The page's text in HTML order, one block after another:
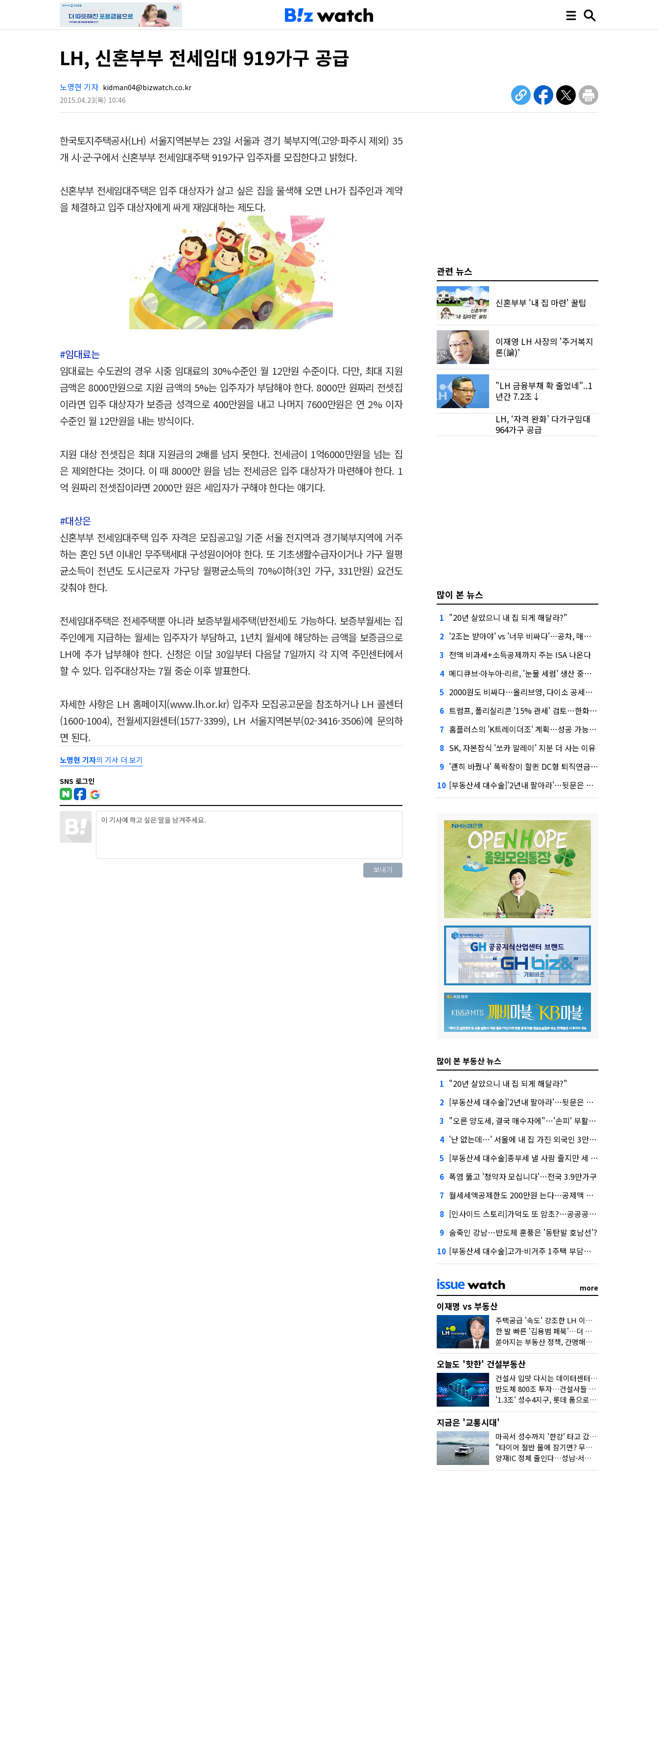
LH, 신혼부부 전세임대 919가구 공급
노명현 기자 kidman04@bizwatch.co.kr
2015.04.23(목) 10:46
한국토지주택공사(LH) 서울지역본부는 23일 서울과 경기 북부지역(고양·파주시 제외) 35
개 시·군·구에서 신혼부부 전세임대주택 919가구 입주자를 모집한다고 밝혔다.
신혼부부 전세임대주택은 입주 대상자가 살고 싶은 집을 물색해 오면 LH가 집주인과 계약
을 체결하고 입주 대상자에게 싸게 재임대하는 제도다.
#임대료는
임대료는 수도권의 경우 시중 임대료의 30%수준인 월 12만원 수준이다. 다만, 최대 지원
금액은 8000만원으로 지원 금액의 5%는 입주자가 부담해야 한다. 8000만 원짜리 전셋집
이라면 입주 대상자가 보증금 성격으로 400만원을 내고 나머지 7600만원은 연 2% 이자
수준인 월 12만원을 내는 방식이다.
지원 대상 전셋집은 최대 지원금의 2배를 넘지 못한다. 전세금이 1억6000만원을 넘는 집
은 제외한다는 것이다. 이 때 8000만 원을 넘는 전세금은 입주 대상자가 마련해야 한다. 1
억 원짜리 전셋집이라면 2000만 원은 세입자가 구해야 한다는 얘기다.
#대상은
신혼부부 전세임대주택 입주 자격은 모집공고일 기준 서울 전지역과 경기북부지역에 거주
하는 혼인 5년 이내인 무주택세대 구성원이어야 한다. 또 기초생활수급자이거나 가구 월평
균소득이 전년도 도시근로자 가구당 월평균소득의 70%이하(3인 가구, 331만원) 요건도
갖춰야 한다.
전세임대주택은 전세주택뿐 아니라 보증부월세주택(반전세)도 가능하다. 보증부월세는 집
주인에게 지급하는 월세는 입주자가 부담하고, 1년치 월세에 해당하는 금액을 보증금으로
LH에 추가 납부해야 한다. 신청은 이달 30일부터 다음달 7일까지 각 지역 주민센터에서
할 수 있다. 입주대상자는 7월 중순 이후 발표한다.
자세한 사항은 LH 홈페이지(www.lh.or.kr) 입주자 모집공고문을 참조하거나 LH 콜센터
(1600-1004), 전월세지원센터(1577-3399), LH 서울지역본부(02-3416-3506)에 문의하
면 된다.
노명현 기자의 기사 더 보기
SNS 로그인
관련 뉴스
신혼부부 '내 집 마련' 꿀팁
이재영 LH 사장의 '주거복지
론(論)'
"LH 금융부채 확 줄었네"..1
년간 7.2조↓
LH, ‘자격 완화’ 다가구임대
964가구 공급
많이 본 뉴스
1 "20년 살았으니 내 집 되게 해달라?"
2 '2조는 받아야' vs '너무 비싸다'…공차, 매각 성공할까
3 전액 비과세+소득공제까지 주는 ISA 나온다
4 메디큐브·아누아·리르, '눈물 세럼' 생산 중단한다
5 2000원도 비싸다…올리브영, 다이소 공세에 '가성비'로 맞불
6 트럼프, 폴리실리콘 '15% 관세' 검토…한화큐셀·OCI 영향은?
7 홈플러스의 'K트레이더조' 계획…성공 가능성은 '글쎄'
8 SK, 자본잠식 '쏘카 말레이' 지분 더 사는 이유
9 '괜히 바꿨나' 폭락장이 할퀸 DC형 퇴직연금…전문가 조언은
10 [부동산세 대수술]'2년내 팔아라'…뒷문은 열었다
많이 본 부동산 뉴스
1 "20년 살았으니 내 집 되게 해달라?"
2 [부동산세 대수술]'2년내 팔아라'…뒷문은 열었다
3 "오른 양도세, 결국 매수자에"…'손피' 부활할까?
4 '난 없는데…' 서울에 내 집 가진 외국인 3만3000명
5 [부동산세 대수술]종부세 낼 사람 줄지만 세 부담 커진다
6 폭염 뚫고 '청약자 모십니다'…전국 3.9만가구
7 월세세액공제한도 200만원 는다…공제액 최대 54만원↑
8 [인사이드 스토리]가덕도 또 암초?…공공공사의 '굴레'
9 숨죽인 강남…반도체 훈풍은 '동탄발 호남선'?
10 [부동산세 대수술]고가·비거주 1주택 부담…'대전족'도 불똥
more
이재명 vs 부동산
주택공급 '속도' 강조한 LH 이성훈 "전력질주해야"
한 발 빠른 '김용범 페북'…더 강한 부동산 규제 나오나
쏟아지는 부동산 정책, 간명해져야
오늘도 '핫한' 건설부동산
건설사 입맛 다시는 데이터센터…암초는 '주민 반대'
반도체 800조 투자…건설사들 "물 들어온다!"
'1.3조' 성수4지구, 롯데 품으로…'성수르엘 S70' 거듭
지금은 '교통시대'
마곡서 성수까지 '한강' 타고 갔습니다
"타이어 절반 물에 잠기면? 무조건 탈출하세요"
양재IC 정체 줄인다…성남-서초 고속도로 2029년 착공